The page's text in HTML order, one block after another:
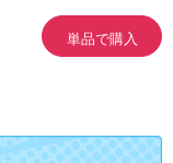
単品で購入